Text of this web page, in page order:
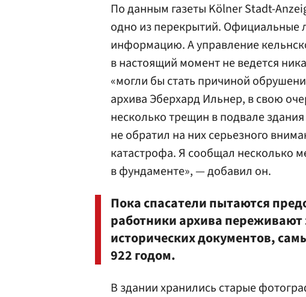
По данным газеты Kölner Stadt-
одно из перекрытий. Официальные
информацию. А управление
в настоящий момент не ведется
«могли бы стать причиной
архива Эберхард Ильнер, в свою
несколько трещин в подвале
не обратил на них серьезного
катастрофа. Я сообщал несколько
в фундаменте», — добавил он.
Пока спасатели пытаются
работники архива переживают
исторических документов,
922 годом.
В здании хранились старые